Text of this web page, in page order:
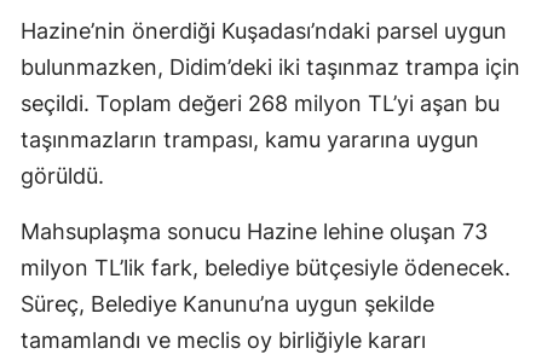
Hazine’nin önerdiği Kuşadası’ndaki parsel uygun
bulunmazken, Didim’deki iki taşınmaz trampa için
seçildi. Toplam değeri 268 milyon TL’yi aşan bu
taşınmazların trampası, kamu yararına uygun
görüldü.
Mahsuplaşma sonucu Hazine lehine oluşan 73
milyon TL’lik fark, belediye bütçesiyle ödenecek.
Süreç, Belediye Kanunu’na uygun şekilde
tamamlandı ve meclis oy birliğiyle kararı